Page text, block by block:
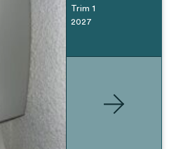
Trim 1
2027